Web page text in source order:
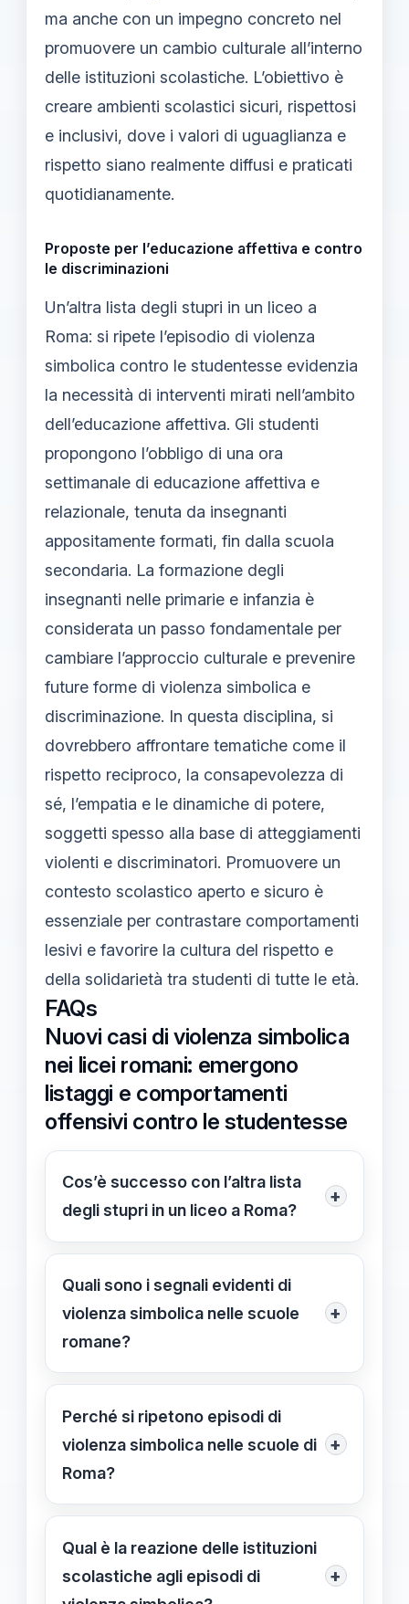
ma anche con un impegno concreto nel
promuovere un cambio culturale all’interno
delle istituzioni scolastiche. L’obiettivo è
creare ambienti scolastici sicuri, rispettosi
e inclusivi, dove i valori di uguaglianza e
rispetto siano realmente diffusi e praticati
quotidianamente.
Proposte per l’educazione affettiva e contro
le discriminazioni
Un’altra lista degli stupri in un liceo a
Roma: si ripete l’episodio di violenza
simbolica contro le studentesse evidenzia
la necessità di interventi mirati nell’ambito
dell’educazione affettiva. Gli studenti
propongono l’obbligo di una ora
settimanale di educazione affettiva e
relazionale, tenuta da insegnanti
appositamente formati, fin dalla scuola
secondaria. La formazione degli
insegnanti nelle primarie e infanzia è
considerata un passo fondamentale per
cambiare l’approccio culturale e prevenire
future forme di violenza simbolica e
discriminazione. In questa disciplina, si
dovrebbero affrontare tematiche come il
rispetto reciproco, la consapevolezza di
sé, l’empatia e le dinamiche di potere,
soggetti spesso alla base di atteggiamenti
violenti e discriminatori. Promuovere un
contesto scolastico aperto e sicuro è
essenziale per contrastare comportamenti
lesivi e favorire la cultura del rispetto e
della solidarietà tra studenti di tutte le età.
FAQs
Nuovi casi di violenza simbolica
nei licei romani: emergono
listaggi e comportamenti
offensivi contro le studentesse
Cos’è successo con l’altra lista
degli stupri in un liceo a Roma?
+
Si è verificato un episodio di violenza
simbolica in cui sono state scritte
riferimenti offensivi e liste
denigratorie contro le studentesse,
Quali sono i segnali evidenti di
violenza simbolica nelle scuole
romane?
+
Ingressi di liste offensive, insulti
pubblici e riferimenti sessisti sui muri
o sui bagni, che mirano a umiliare e
discriminare le studentesse.
Perché si ripetono episodi di
violenza simbolica nelle scuole di
Roma?
+
Resta radicata una cultura patriarcale
e sessista, spesso alimentata dalla
mancanza di programmi di
educazione di genere e interventi
Qual è la reazione delle istituzioni
scolastiche agli episodi di
+